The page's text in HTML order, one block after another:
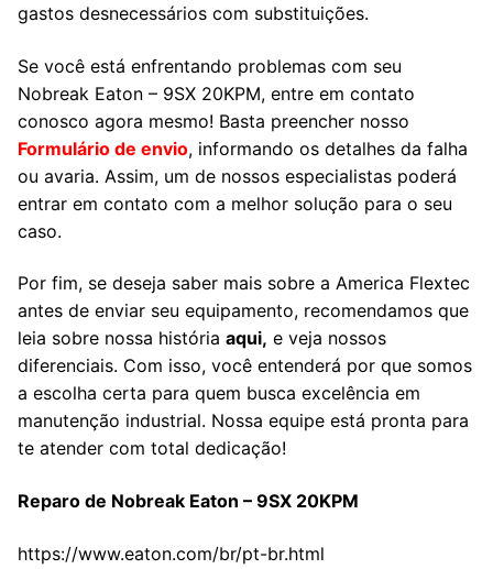
gastos desnecessários com substituições.
Se você está enfrentando problemas com seu
Nobreak Eaton – 9SX 20KPM, entre em contato
conosco agora mesmo! Basta preencher nosso
Formulário de envio, informando os detalhes da falha
ou avaria. Assim, um de nossos especialistas poderá
entrar em contato com a melhor solução para o seu
caso.
Por fim, se deseja saber mais sobre a America Flextec
antes de enviar seu equipamento, recomendamos que
leia sobre nossa história aqui, e veja nossos
diferenciais. Com isso, você entenderá por que somos
a escolha certa para quem busca excelência em
manutenção industrial. Nossa equipe está pronta para
te atender com total dedicação!
Reparo de Nobreak Eaton – 9SX 20KPM
https://www.eaton.com/br/pt-br.html